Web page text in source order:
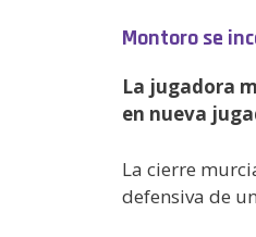
Montoro se
La jugadora
en nueva
La cierre
defensiva de